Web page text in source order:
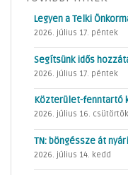
Legyen a Telki
2026. július 17. péntek
Segítsünk idős
2026. július 17. péntek
Közterület-fenntartó
2026. július 16. csütörtök
TN: böngéssze át
2026. július 14. kedd